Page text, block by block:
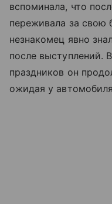
вспоминала, что
переживала за свою
незнакомец явно
после выступлений.
праздников он
ожидая у